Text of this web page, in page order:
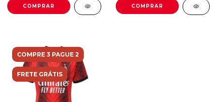
COMPRAR COMPRAR
COMPRE 3 PAGUE 2
FRETE GRÁTIS